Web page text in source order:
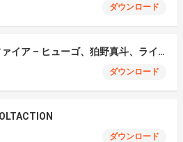
ダウンロード
モエチャッカファイア – ヒューゴ、狛野真斗、ライト、セヴェリアン (Cover )
ダウンロード
ダウンロード